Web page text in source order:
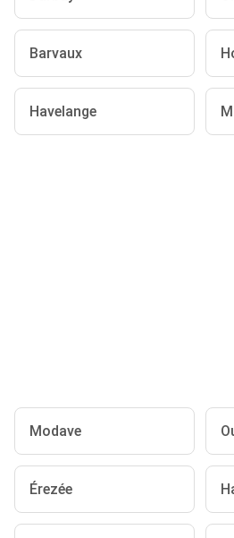
Barvaux
Havelange
Modave
Érezée